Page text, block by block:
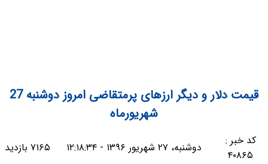
قیمت دلار و دیگر ارزهای پرمتقاضی امروز دوشنبه 27
شهریورماه
کد خبر :
۴۰۸۶۵
دوشنبه، ۲۷ شهریور ۱۳۹۶ - ۱۲:۱۸:۳۴ ۷۱۶۵ بازدید